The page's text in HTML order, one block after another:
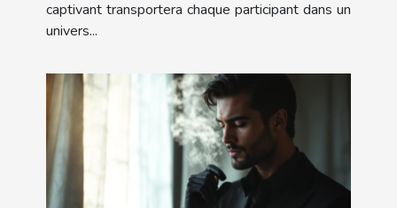
captivant transportera chaque participant dans un
univers...